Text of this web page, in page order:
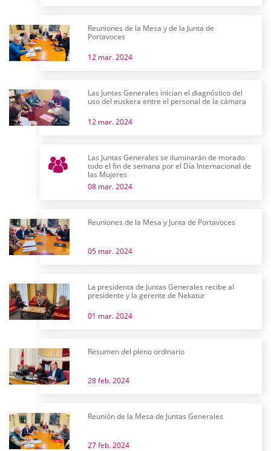
Reuniones de la Mesa y de la Junta de
Portavoces
12 mar. 2024
Las Juntas Generales inician el diagnóstico del
uso del euskera entre el personal de la cámara
12 mar. 2024
Las Juntas Generales se iluminarán de morado
todo el fin de semana por el Día Internacional de
las Mujeres
08 mar. 2024
Reuniones de la Mesa y Junta de Portavoces
05 mar. 2024
La presidenta de Juntas Generales recibe al
presidente y la gerente de Nekatur
01 mar. 2024
Resumen del pleno ordinario
28 feb. 2024
Reunión de la Mesa de Juntas Generales
27 feb. 2024